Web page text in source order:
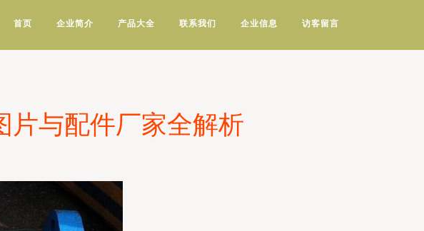
首页 企业简介 产品大全 联系我们 企业信息 访客留言
片与配件厂家全解析